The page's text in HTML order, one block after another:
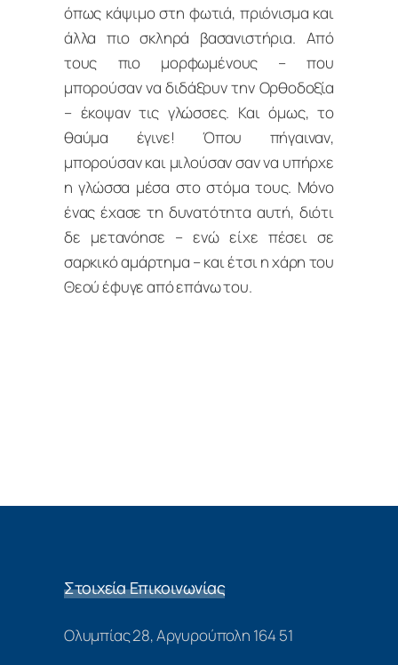
όπως κάψιμο στη φωτιά, πριόνισμα και
άλλα πιο σκληρά βασανιστήρια. Από
τους πιο μορφωμένους – που
μπορούσαν να διδάξουν την Ορθοδοξία
– έκοψαν τις γλώσσες. Και όμως, το
θαύμα έγινε! Όπου πήγαιναν,
μπορούσαν και μιλούσαν σαν να υπήρχε
η γλώσσα μέσα στο στόμα τους. Μόνο
ένας έχασε τη δυνατότητα αυτή, διότι
δε μετανόησε – ενώ είχε πέσει σε
σαρκικό αμάρτημα – και έτσι η χάρη του
Θεού έφυγε από επάνω του.
Στοιχεία Επικοινωνίας
Ολυμπίας 28, Αργυρούπολη 164 51